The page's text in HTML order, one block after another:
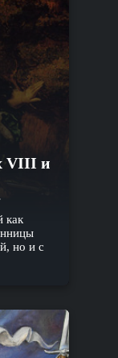
VIII и
как
но и с